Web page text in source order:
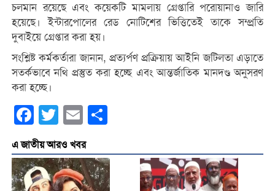
চলমান রয়েছে এবং কয়েকটি মামলায় গ্রেপ্তারি পরোয়ানাও জারি
হয়েছে। ইন্টারপোলের রেড নোটিশের ভিত্তিতেই তাকে সম্প্রতি
দুবাইয়ে গ্রেপ্তার করা হয়।
সংশ্লিষ্ট কর্মকর্তারা জানান, প্রত্যর্পণ প্রক্রিয়ায় আইনি জটিলতা এড়াতে
সতর্কভাবে নথি প্রস্তুত করা হচ্ছে এবং আন্তর্জাতিক মানদণ্ড অনুসরণ
করা হচ্ছে।
Facebook
Twitter Email
এ জাতীয় আরও খবর